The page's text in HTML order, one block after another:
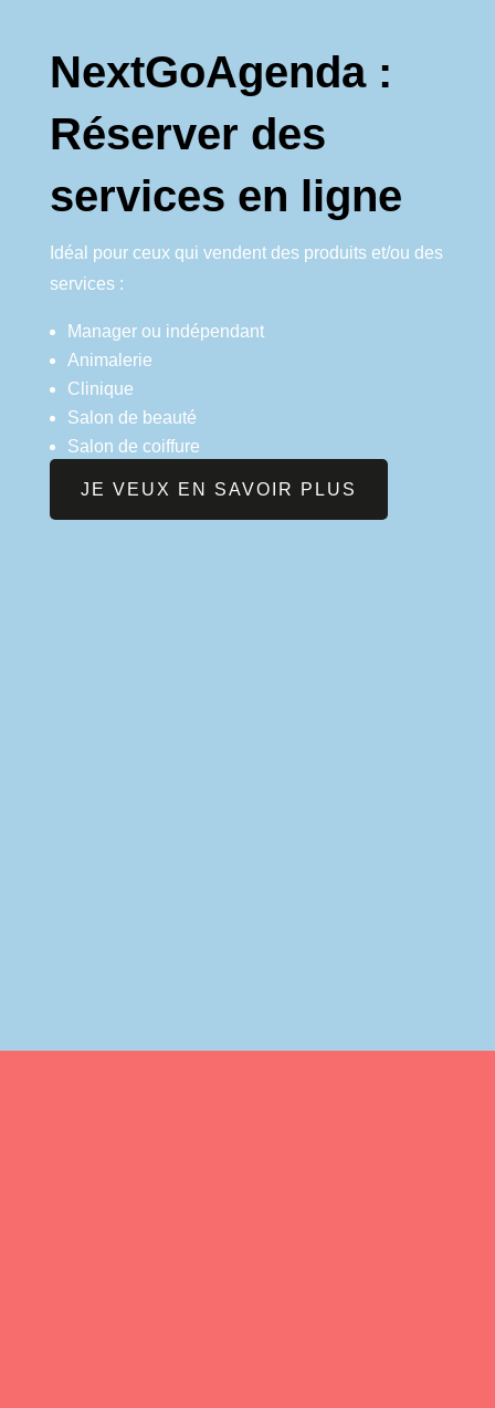
NextGoAgenda :
Réserver des
services en ligne
Idéal pour ceux qui vendent des produits et/ou des
services :
Manager ou indépendant
Animalerie
Clinique
Salon de beauté
Salon de coiffure
JE VEUX EN SAVOIR PLUS